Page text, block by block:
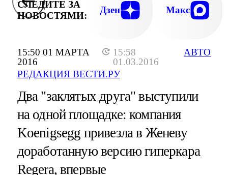
15:50 01 МАРТА
2016
15:58
01.03.2016
РЕДАКЦИЯ ВЕСТИ.РУ
АВТО
СЛЕДИТЕ ЗА
НОВОСТЯМИ:
Дзен Макс
Два "заклятых друга" выступили
на одной площадке: компания
Koenigsegg привезла в Женеву
доработанную версию гиперкара
Regera, впервые